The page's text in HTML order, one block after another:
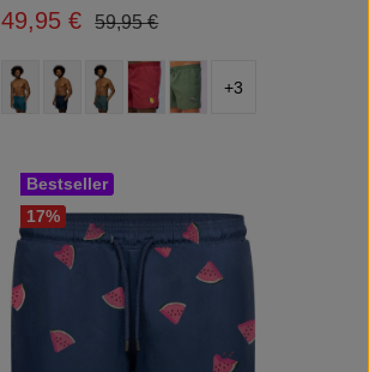
Verkaufspreis:
49,95 € Regulärer Preis:
59,95 €
Farbe auswählen +3
17%
Bestseller